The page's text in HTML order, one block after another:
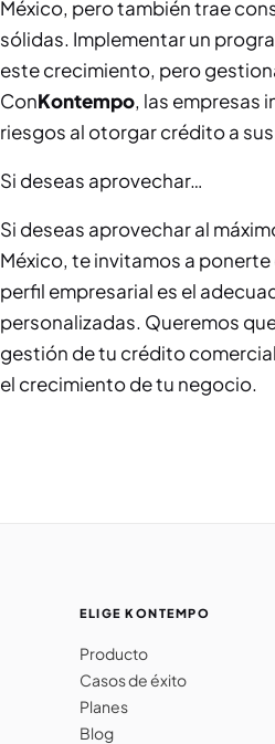
México, pero también trae
sólidas. Implementar un
este crecimiento, pero
ConKontempo, las empresas
riesgos al otorgar crédito a
Si deseas aprovechar…
Si deseas aprovechar al
México, te invitamos a ponerte
perfil empresarial es el
personalizadas. Queremos
gestión de tu crédito
el crecimiento de tu negocio.
ELIGE KONTEMPO
Producto
Casos de éxito
Planes
Blog